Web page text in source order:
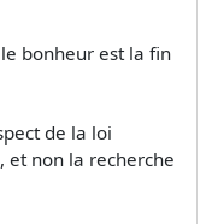
bonheur est la fin
de la loi
non la recherche